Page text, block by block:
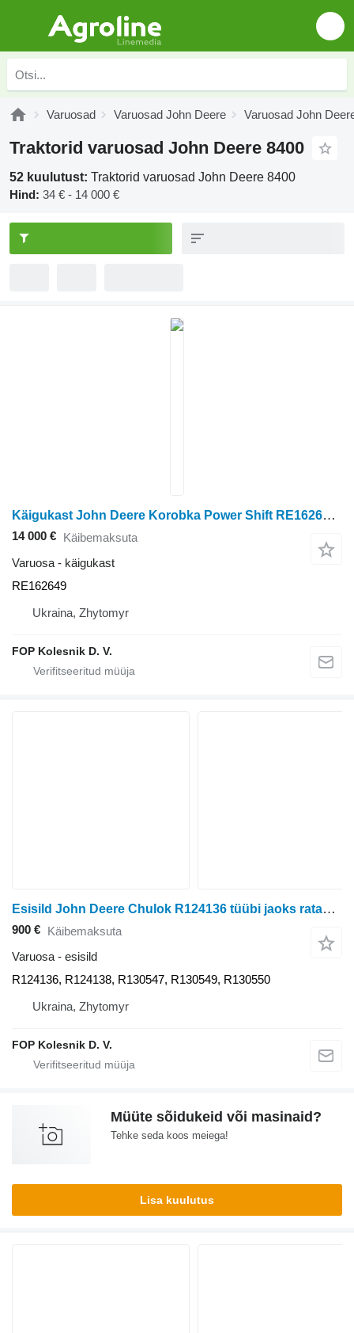
Varuosad Varuosad John Deere Varuosad John
Traktorid varuosad John Deere 8400
52 kuulutust: Traktorid varuosad John Deere 8400
Hind: 34 € - 14 000 €
Käigukast John Deere Korobka Power Shift RE162649 tüübi jaoks ratastraktori John Deere 8400/8300
14 000 € Käibemaksuta
Varuosa - käigukast
RE162649
Ukraina, Zhytomyr
FOP Kolesnik D. V.
Esisild John Deere Chulok R124136 tüübi jaoks ratastraktori John Deere 8400
900 € Käibemaksuta
Varuosa - esisild
R124136, R124138, R130547, R130549, R130550
Ukraina, Zhytomyr
FOP Kolesnik D. V.
Müüte sõidukeid või masinaid?
Tehke seda koos meiega!
Lisa kuulutus